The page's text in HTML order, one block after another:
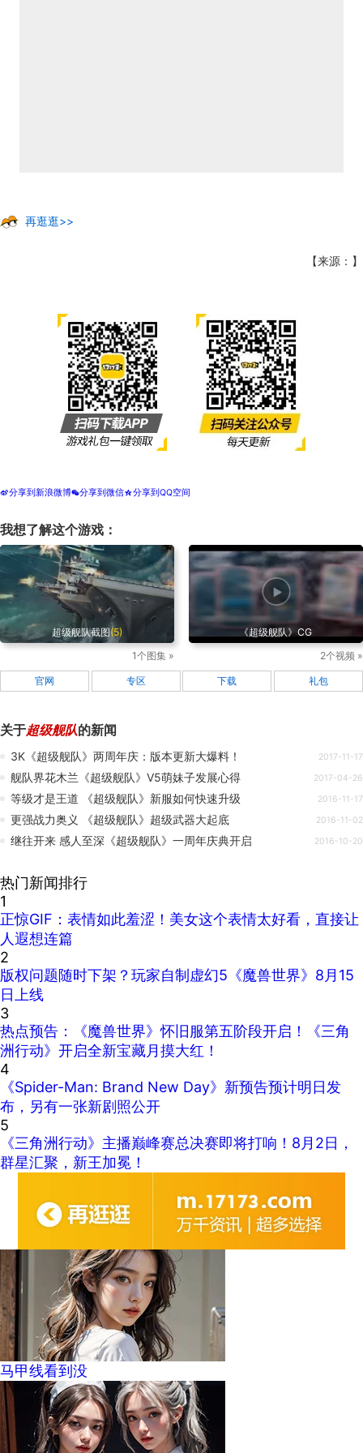
再逛逛>>
【来源：】
t分享到新浪微博w分享到微信z分享到QQ空间
我想了解这个游戏：
超级舰队截图(5)
1个图集 »
《超级舰队》CG
2个视频 »
官网 专区 下载 礼包
关于超级舰队的新闻
3K《超级舰队》两周年庆：版本更新大爆料！ 2017-11-17
舰队界花木兰《超级舰队》V5萌妹子发展心得 2017-04-26
等级才是王道 《超级舰队》新服如何快速升级 2016-11-17
更强战力奥义 《超级舰队》超级武器大起底 2016-11-02
继往开来 感人至深《超级舰队》一周年庆典开启 2016-10-20
热门新闻排行
1
正惊GIF：表情如此羞涩！美女这个表情太好看，直接让
人遐想连篇
2
版权问题随时下架？玩家自制虚幻5《魔兽世界》8月15
日上线
3
热点预告：《魔兽世界》怀旧服第五阶段开启！《三角
洲行动》开启全新宝藏月摸大红！
4
《Spider-Man: Brand New Day》新预告预计明日发
布，另有一张新剧照公开
5
《三角洲行动》主播巅峰赛总决赛即将打响！8月2日，
群星汇聚，新王加冕！
马甲线看到没